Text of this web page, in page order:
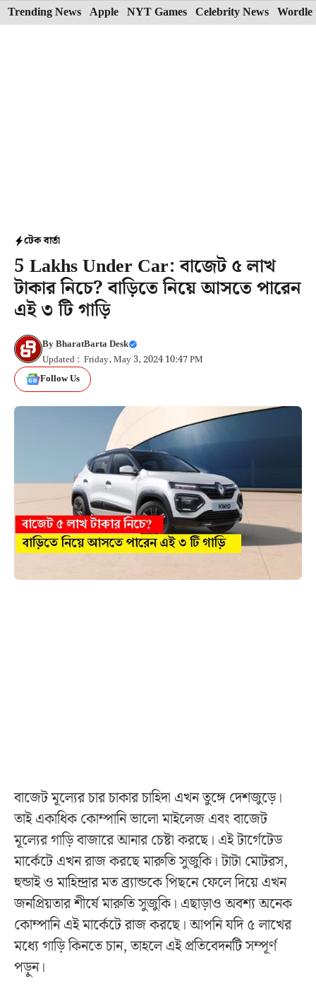
Skip
to
Trending News Apple NYT Games Celebrity News Wordle
টেক বার্তা
5 Lakhs Under Car: বাজেট ৫ লাখ
টাকার নিচে? বাড়িতে নিয়ে আসতে পারেন
এই ৩ টি গাড়ি
ByBharatBarta Desk
Updated : Friday, May 3, 2024 10:47 PM
Follow Us
বাজেট মূল্যের চার চাকার চাহিদা এখন তুঙ্গে দেশজুড়ে।
তাই একাধিক কোম্পানি ভালো মাইলেজ এবং বাজেট
মূল্যের গাড়ি বাজারে আনার চেষ্টা করছে। এই টার্গেটেড
মার্কেটে এখন রাজ করছে মারুতি সুজুকি। টাটা মোটরস,
হুন্ডাই ও মাহিন্দ্রার মত ব্র্যান্ডকে পিছনে ফেলে দিয়ে এখন
জনপ্রিয়তার শীর্ষে মারুতি সুজুকি। এছাড়াও অবশ্য অনেক
কোম্পানি এই মার্কেটে রাজ করছে। আপনি যদি ৫ লাখের
মধ্যে গাড়ি কিনতে চান, তাহলে এই প্রতিবেদনটি সম্পূর্ণ
পড়ুন।